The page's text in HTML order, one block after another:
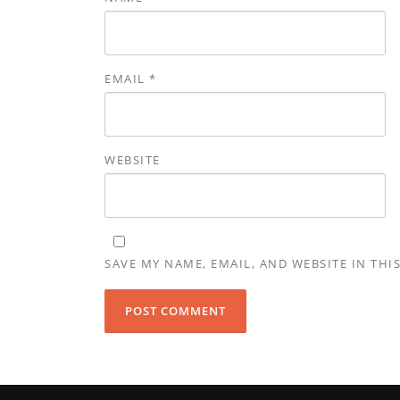
EMAIL *
WEBSITE
SAVE MY NAME, EMAIL, AND WEBSITE IN